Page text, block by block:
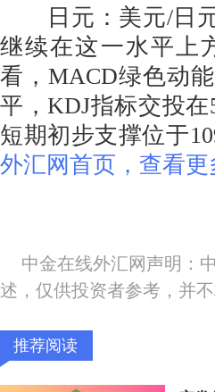
日元：美元/日元
继续在这一水平上
看，MACD绿色动
平，KDJ指标交投
短期初步支撑位于
外汇网首页，查看更
中金在线外汇网声明：
述，仅供投资者参考，并
推荐阅读